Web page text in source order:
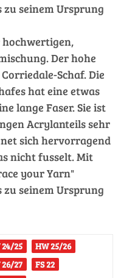
zu seinem Ursprung
Der hohe
Schaf. Die
hat eine etwas
lange Faser. Sie ist
Acrylanteils sehr
sich hervorragend
nicht fusselt. Mit
your Yarn"
zu seinem Ursprung
24/25
HW 25/26
26/27
FS 22